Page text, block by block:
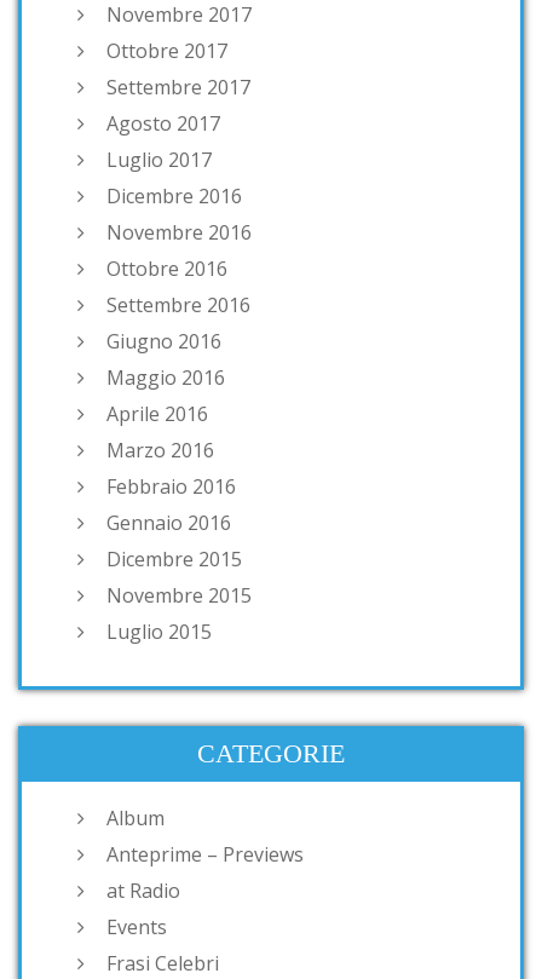
Novembre 2017
Ottobre 2017
Settembre 2017
Agosto 2017
Luglio 2017
Dicembre 2016
Novembre 2016
Ottobre 2016
Settembre 2016
Giugno 2016
Maggio 2016
Aprile 2016
Marzo 2016
Febbraio 2016
Gennaio 2016
Dicembre 2015
Novembre 2015
Luglio 2015
CATEGORIE
Album
Anteprime – Previews
at Radio
Events
Frasi Celebri